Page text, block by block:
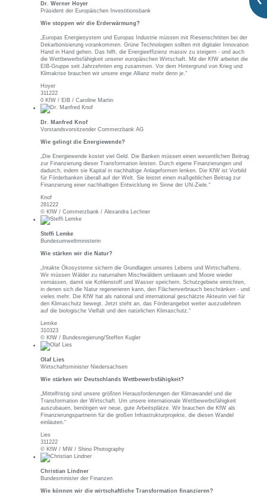
Dr. Werner Hoyer
Präsident der Europäischen Investitionsbank
Wie stoppen wir die Erderwärmung?
„Europas Energiesystem und Europas Industrie müssen mit Riesenschritten bei der
Dekarbonisierung vorankommen. Grüne Technologien sollten mit digitaler Innovation
Hand in Hand gehen. Das hilft, die Energieeffizienz massiv zu steigern - und auch
die Wettbewerbsfähigkeit unserer europäischen Wirtschaft. Mit der KfW arbeitet die
EIB-Gruppe seit Jahrzehnten eng zusammen. Vor dem Hintergrund von Krieg und
Klimakrise brauchen wir unsere enge Allianz mehr denn je.“
Hoyer
311222
0 KfW / EIB / Caroline Martin
Dr. Manfred Knof
Vorstandsvorsitzender Commerzbank AG
Wie gelingt die Energiewende?
„Die Energiewende kostet viel Geld. Die Banken müssen einen wesentlichen Beitrag
zur Finanzierung dieser Transformation leisten. Durch eigene Finanzierungen und
dadurch, indem sie Kapital in nachhaltige Anlageformen lenken. Die KfW ist Vorbild
für Förderbanken überall auf der Welt. Sie leistet einen maßgeblichen Beitrag zur
Finanzierung einer nachhaltigen Entwicklung im Sinne der UN-Ziele.“
Knof
281222
© KfW / Commerzbank / Alexandra Lechner
Steffi Lemke
Bundesumweltministerin
Wie stärken wir die Natur?
„Intakte Ökosysteme sichern die Grundlagen unseres Lebens und Wirtschaftens.
Wir müssen Wälder zu naturnahen Mischwäldern umbauen und Moore wieder
vernässen, damit sie Kohlenstoff und Wasser speichern. Schutzgebiete einrichten,
in denen sich die Natur regenerieren kann, den Flächenverbrauch beschränken - und
vieles mehr. Die KfW hat als national und international geschätzte Akteurin viel für
den Klimaschutz bewegt. Jetzt steht an, das Förderangebot weiter auszudehnen
auf die biologische Vielfalt und den natürlichen Klimaschutz.“
Lemke
310323
© KfW / Bundesregierung/Steffen Kugler
Olaf Lies
Wirtschaftsminister Niedersachsen
Wie stärken wir Deutschlands Wettbewerbsfähigkeit?
„Mittelfristig sind unsere größten Herausforderungen der Klimawandel und die
Transformation der Wirtschaft. Um unsere internationale Wettbewerbsfähigkeit
auszubauen, benötigen wir neue, gute Arbeitsplätze. Wir brauchen die KfW als
Finanzierungspartnerin für die großen Infrastrukturprojekte, die diesen Wandel
einläuten.“
Lies
311222
© KfW / MW / Shino Photography
Christian Lindner
Bundesminister der Finanzen
Wie können wir die wirtschaftliche Transformation finanzieren?